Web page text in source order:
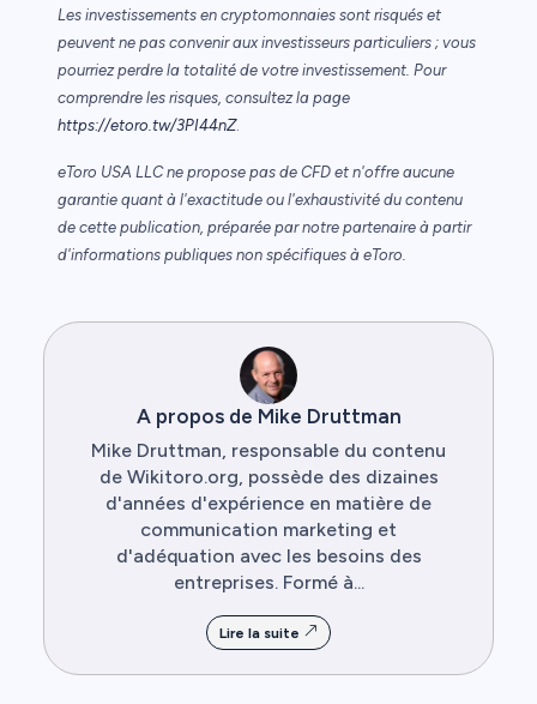
Les investissements en cryptomonnaies sont risqués et
peuvent ne pas convenir aux investisseurs particuliers ; vous
pourriez perdre la totalité de votre investissement. Pour
comprendre les risques, consultez la page
https://etoro.tw/3PI44nZ.
eToro USA LLC ne propose pas de CFD et n'offre aucune
garantie quant à l'exactitude ou l'exhaustivité du contenu
de cette publication, préparée par notre partenaire à partir
d'informations publiques non spécifiques à eToro.
A propos de Mike Druttman
Mike Druttman, responsable du contenu
de Wikitoro.org, possède des dizaines
d'années d'expérience en matière de
communication marketing et
d'adéquation avec les besoins des
entreprises. Formé à...
Lire la suite